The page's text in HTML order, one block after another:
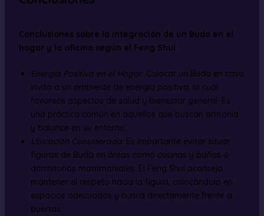
Conclusiones sobre la integración de un Buda en el
hogar y la oficina según el Feng Shui
Energía Positiva en el Hogar:Colocar un Buda en casa
invita a un ambiente de energía positiva, lo cual
favorece aspectos de salud y bienestar general. Es
una práctica común en aquellos que buscan armonía
y balance en su entorno.
Ubicación Considerada:Es importante evitar situar
figuras de Buda en áreas como cocinas y baños o
dormitorios matrimoniales. El Feng Shui aconseja
mantener el respeto hacia la figura, colocándolo en
espacios adecuados y nunca directamente frente a
puertas.